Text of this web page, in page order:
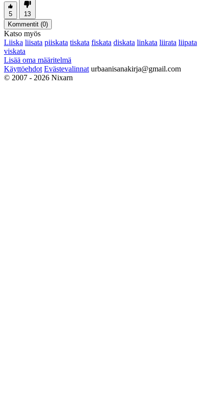
5
13
Kommentit (0)
Katso myös
Liiska liisata piiskata tiskata fiskata diskata linkata liirata liipata
viskata
Lisää oma määritelmä
Käyttöehdot Evästevalinnat urbaanisanakirja@gmail.com
© 2007 - 2026 Nixarn